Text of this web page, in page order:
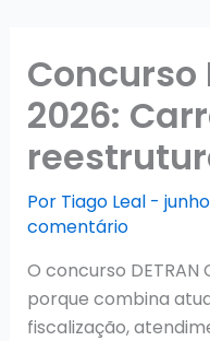
Concurso
2026:
Por Tiago Leal -
comentário
O concurso
porque combina
fiscalização,